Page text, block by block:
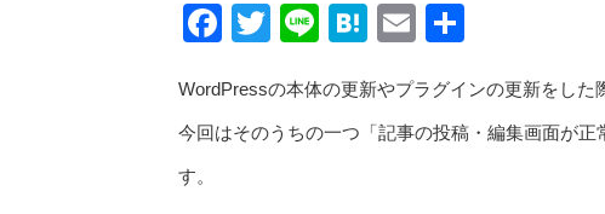
Facebook
Twitter
LineHatena
Email
WordPressの本体の更新やプラグインの更新をした
今回はそのうちの一つ「記事の投稿・編集画面が
す。